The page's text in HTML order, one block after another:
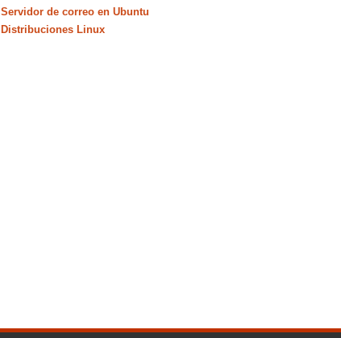
Servidor de correo en Ubuntu
Distribuciones Linux